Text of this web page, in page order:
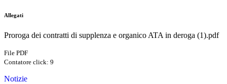
Allegati
Proroga dei contratti di supplenza e organico ATA in deroga (1).pdf
File PDF
Contatore click: 9
Notizie